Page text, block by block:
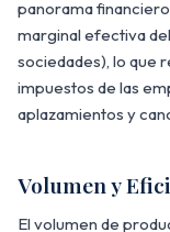
panorama
marginal efectiva
sociedades), lo que
impuestos de las
aplazamientos y
Volumen y
El volumen de